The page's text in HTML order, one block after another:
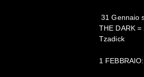
31 Gennaio
THE DARK
Tzadick
1